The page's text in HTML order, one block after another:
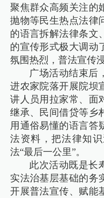
聚焦群众高频关注的
抛物等民生热点法律
的语言拆解法律条文
的宣传形式极大调动
氛围热烈，普法宣传
广场活动结束后
进农家院落开展院坝
讲人员用拉家常、面
继承、民间借贷等乡
用通俗易懂的语言答
法资料，把法律知
法“最后一公里”。
此次活动既是长
实法治基层基础的务
开展普法宣传、赋能